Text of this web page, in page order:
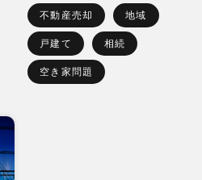
不動産売却 地域
戸建て 相続
空き家問題